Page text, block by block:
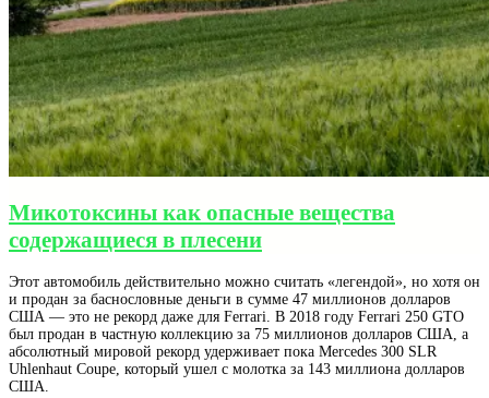
Микотоксины как опасные вещества
содержащиеся в плесени
Этот автомобиль действительно можно считать «легендой», но хотя он
и продан за баснословные деньги в сумме 47 миллионов долларов
США — это не рекорд даже для Ferrari. В 2018 году Ferrari 250 GTO
был продан в частную коллекцию за 75 миллионов долларов США, а
абсолютный мировой рекорд удерживает пока Mercedes 300 SLR
Uhlenhaut Coupe, который ушел с молотка за 143 миллиона долларов
США.